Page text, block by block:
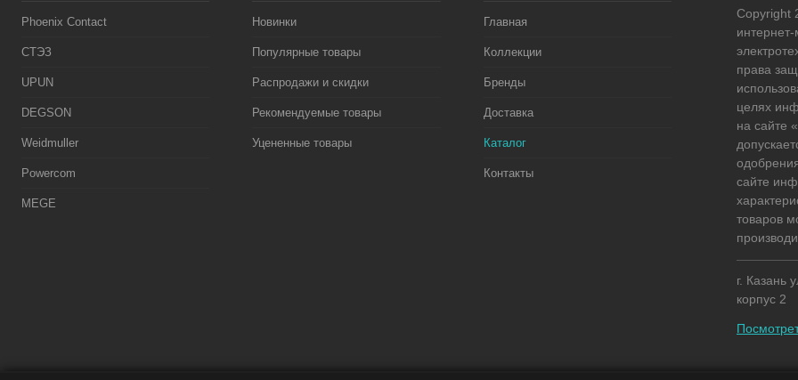
Phoenix Contact
СТЭЗ
UPUN
DEGSON
Weidmuller
Powercom
MEGE
Новинки
Популярные товары
Распродажи и скидки
Рекомендуемые товары
Уцененные товары
Главная
Коллекции
Бренды
Доставка
Каталог
Контакты
Copyright
интернет-
права
целях
на сайте
сайте
товаров
г. Казань
корпус 2